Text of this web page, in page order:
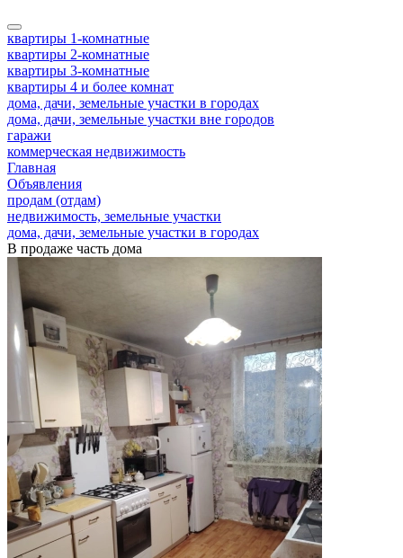
квартиры 1-комнатные
квартиры 2-комнатные
квартиры 3-комнатные
квартиры 4 и более комнат
дома, дачи, земельные участки в городах
дома, дачи, земельные участки вне городов
гаражи
коммерческая недвижимость
Главная
Объявления
продам (отдам)
недвижимость, земельные участки
дома, дачи, земельные участки в городах
В продаже часть дома